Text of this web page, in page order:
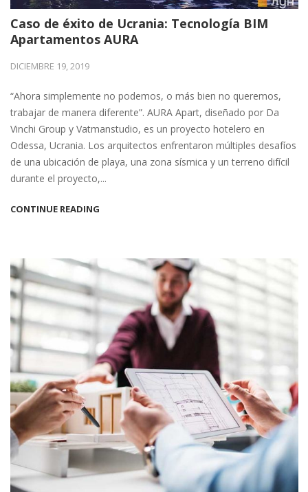
Caso de éxito de Ucrania: Tecnología BIM
Apartamentos AURA
DICIEMBRE 19, 2019
“Ahora simplemente no podemos, o más bien no queremos,
trabajar de manera diferente”. AURA Apart, diseñado por Da
Vinchi Group y Vatmanstudio, es un proyecto hotelero en
Odessa, Ucrania. Los arquitectos enfrentaron múltiples desafíos
de una ubicación de playa, una zona sísmica y un terreno difícil
durante el proyecto,...
CONTINUE READING